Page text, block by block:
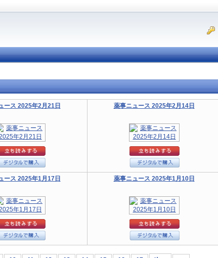
ース 2025年2月21日 薬事ニュース 2025年2月14日
ース 2025年1月17日 薬事ニュース 2025年1月10日